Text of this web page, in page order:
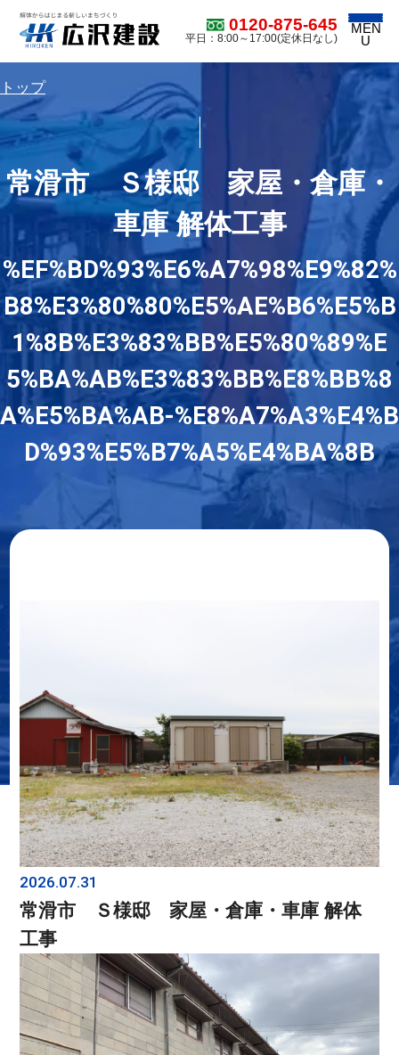
0120-875-645
平日：8:00～17:00(定休日なし)
MEN
U
トップ
常滑市 Ｓ様邸 家屋・倉庫・
車庫 解体工事
%EF%BD%93%E6%A7%98%E9%82%
B8%E3%80%80%E5%AE%B6%E5%B
1%8B%E3%83%BB%E5%80%89%E
5%BA%AB%E3%83%BB%E8%BB%8
A%E5%BA%AB-%E8%A7%A3%E4%B
D%93%E5%B7%A5%E4%BA%8B
2026.07.31
常滑市 Ｓ様邸 家屋・倉庫・車庫 解体
工事